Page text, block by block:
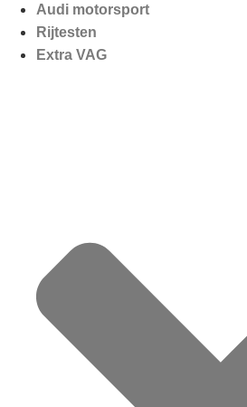
Audi motorsport
Rijtesten
Extra VAG